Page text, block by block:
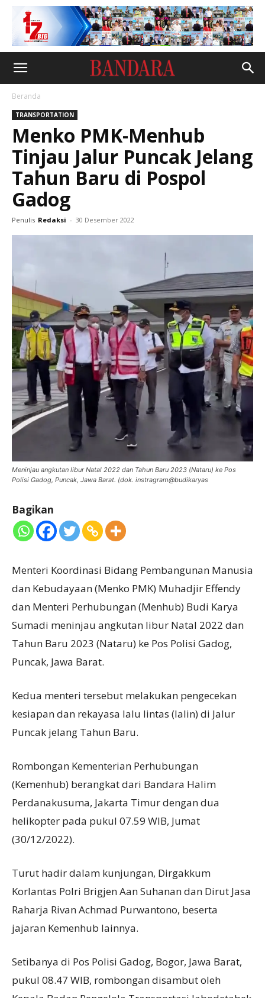
Beranda
TRANSPORTATION
Menko PMK-Menhub
Tinjau Jalur Puncak Jelang
Tahun Baru di Pospol
Gadog
Penulis Redaksi - 30 Desember 2022
Meninjau angkutan libur Natal 2022 dan Tahun Baru 2023 (Nataru) ke Pos
Polisi Gadog, Puncak, Jawa Barat. (dok. instragram@budikaryas
Bagikan
Menteri Koordinasi Bidang Pembangunan Manusia
dan Kebudayaan (Menko PMK) Muhadjir Effendy
dan Menteri Perhubungan (Menhub) Budi Karya
Sumadi meninjau angkutan libur Natal 2022 dan
Tahun Baru 2023 (Nataru) ke Pos Polisi Gadog,
Puncak, Jawa Barat.
Kedua menteri tersebut melakukan pengecekan
kesiapan dan rekayasa lalu lintas (lalin) di Jalur
Puncak jelang Tahun Baru.
Rombongan Kementerian Perhubungan
(Kemenhub) berangkat dari Bandara Halim
Perdanakusuma, Jakarta Timur dengan dua
helikopter pada pukul 07.59 WIB, Jumat
(30/12/2022).
Turut hadir dalam kunjungan, Dirgakkum
Korlantas Polri Brigjen Aan Suhanan dan Dirut Jasa
Raharja Rivan Achmad Purwantono, beserta
jajaran Kemenhub lainnya.
Setibanya di Pos Polisi Gadog, Bogor, Jawa Barat,
pukul 08.47 WIB, rombongan disambut oleh